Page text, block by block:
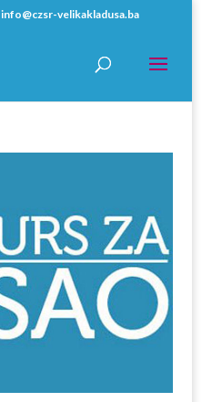
info@czsr-velikakladusa.ba